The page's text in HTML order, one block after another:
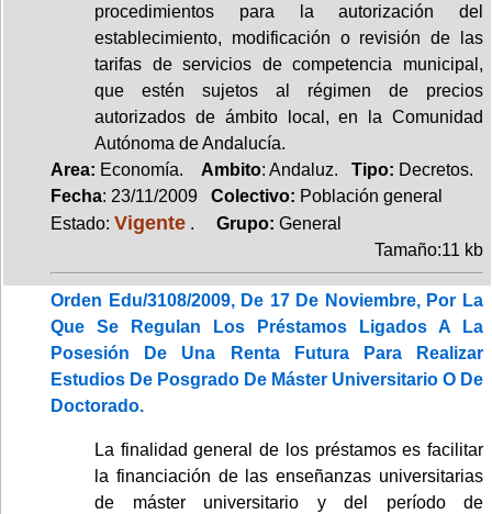
procedimientos para la autorización del
establecimiento, modificación o revisión de las
tarifas de servicios de competencia municipal,
que estén sujetos al régimen de precios
autorizados de ámbito local, en la Comunidad
Autónoma de Andalucía.
Area: Economía. Ambito: Andaluz. Tipo: Decretos.
Fecha: 23/11/2009 Colectivo: Población general
Estado: Vigente . Grupo: General
Tamaño:11 kb
Orden Edu/3108/2009, De 17 De Noviembre, Por La
Que Se Regulan Los Préstamos Ligados A La
Posesión De Una Renta Futura Para Realizar
Estudios De Posgrado De Máster Universitario O De
Doctorado.
La finalidad general de los préstamos es facilitar
la financiación de las enseñanzas universitarias
de máster universitario y del período de